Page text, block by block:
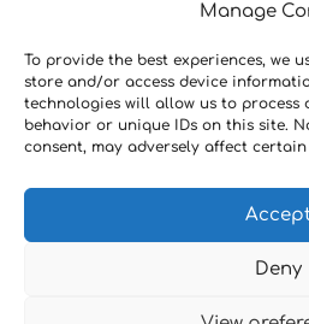
Manage
To provide the best experiences, we
store and/or access device
technologies will allow us to process
behavior or unique IDs on this site.
consent, may adversely affect
Deny
Copyright © 2023
áskilin.